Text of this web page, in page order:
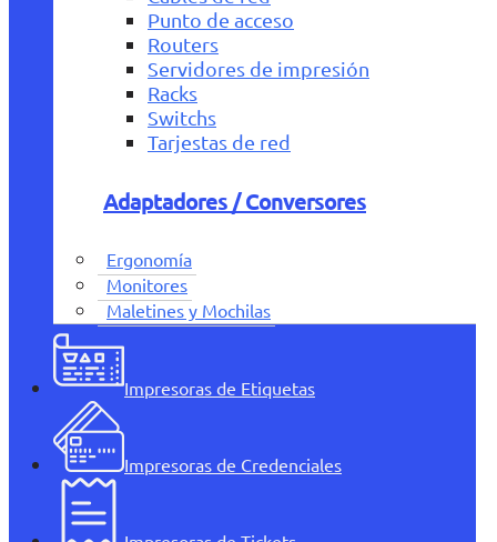
Punto de acceso
Routers
Servidores de impresión
Racks
Switchs
Tarjestas de red
Adaptadores / Conversores
Ergonomía
Monitores
Maletines y Mochilas
Impresoras de Etiquetas
Impresoras de Credenciales